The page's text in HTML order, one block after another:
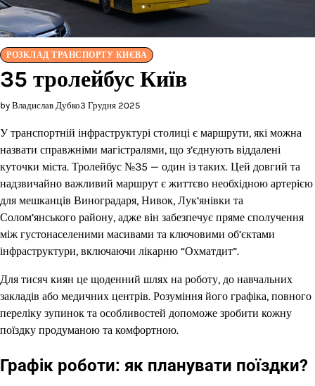
РОЗКЛАД ТРАНСПОРТУ КИЄВА
35 тролейбус Київ
by Владислав Дубко3 Грудня 2025
У транспортній інфраструктурі столиці є маршрути, які можна
назвати справжніми магістралями, що з’єднують віддалені
куточки міста. Тролейбус №35 — один із таких. Цей довгий та
надзвичайно важливий маршрут є життєво необхідною артерією
для мешканців Виноградаря, Нивок, Лук’янівки та
Солом’янського району, адже він забезпечує пряме сполучення
між густонаселеними масивами та ключовими об’єктами
інфраструктури, включаючи лікарню “Охматдит”.
Для тисяч киян це щоденний шлях на роботу, до навчальних
закладів або медичних центрів. Розуміння його графіка, повного
переліку зупинок та особливостей допоможе зробити кожну
поїздку продуманою та комфортною.
Графік роботи: як планувати поїздки?